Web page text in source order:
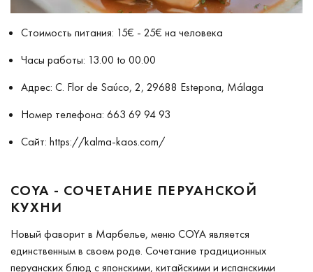
Стоимость питания: 15€ - 25€ на человека
Часы работы: 13.00 to 00.00
Адрес: C. Flor de Saúco, 2, 29688 Estepona, Málaga
Номер телефона: 663 69 94 93
Сайт: https://kalma-kaos.com/
COYA - СОЧЕТАНИЕ ПЕРУАНСКОЙ
КУХНИ
Новый фаворит в Марбелье, меню COYA является
единственным в своем роде. Сочетание традиционных
перуанских блюд с японскими, китайскими и испанскими